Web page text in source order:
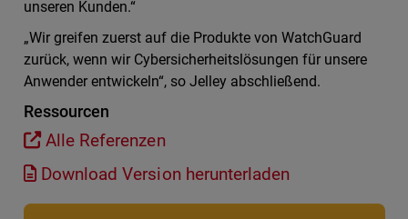
unseren Kunden.“
„Wir greifen zuerst auf die Produkte von WatchGuard
zurück, wenn wir Cybersicherheitslösungen für unsere
Anwender entwickeln“, so Jelley abschließend.
Ressourcen
Alle Referenzen
Download Version herunterladen